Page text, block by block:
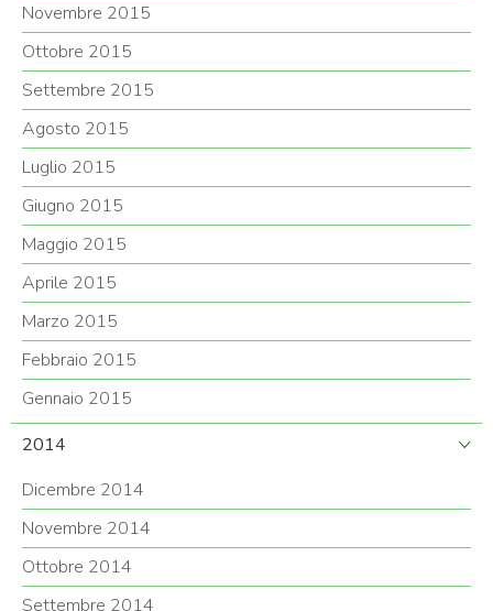
Novembre 2015
Ottobre 2015
Settembre 2015
Agosto 2015
Luglio 2015
Giugno 2015
Maggio 2015
Aprile 2015
Marzo 2015
Febbraio 2015
Gennaio 2015
2014
Dicembre 2014
Novembre 2014
Ottobre 2014
Settembre 2014